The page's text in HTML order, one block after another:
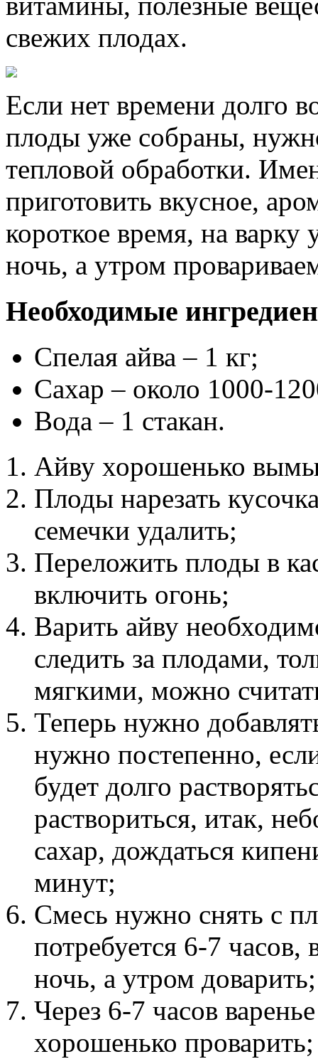
свежих плодах.
Если нет времени долго
плоды уже собраны,
тепловой обработки.
приготовить вкусное,
короткое время, на варку
ночь, а утром
Необходимые
Спелая айва – 1 кг;
Сахар – около 1000-
Вода – 1 стакан.
Айву хорошенько
Плоды нарезать
семечки удалить;
Переложить плоды в
включить огонь;
Варить айву
следить за плодами,
мягкими, можно
Теперь нужно
нужно постепенно,
будет долго
раствориться, итак,
сахар, дождаться
минут;
Смесь нужно снять с
потребуется 6-7
ночь, а утром доварить;
Через 6-7 часов
хорошенько проварить;